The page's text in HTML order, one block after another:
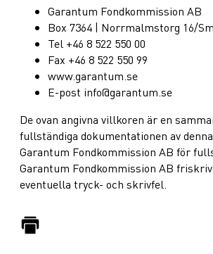
Garantum Fondkommission AB
Box 7364 | Norrmalmstorg 16/
Tel +46 8 522 550 00
Fax +46 8 522 550 99
www.garantum.se
E-post info@garantum.se
De ovan angivna villkoren är en
fullständiga dokumentationen av
Garantum Fondkommission AB för
Garantum Fondkommission AB
eventuella tryck- och skrivfel.